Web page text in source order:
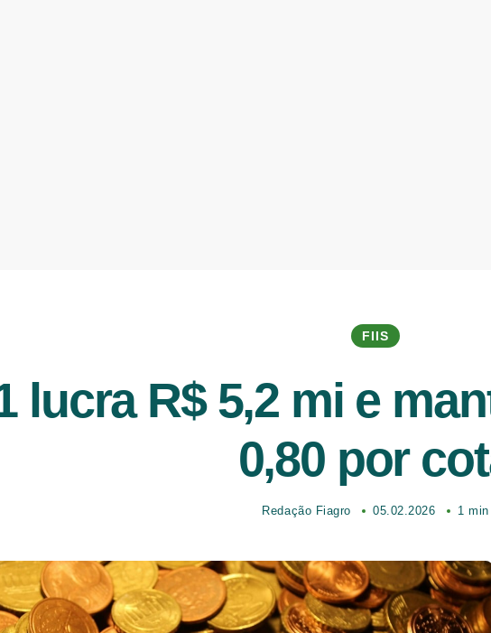
FIIS
lucra R$ 5,2 mi e
0,80 por
Redação Fiagro 05.02.2026 1 min